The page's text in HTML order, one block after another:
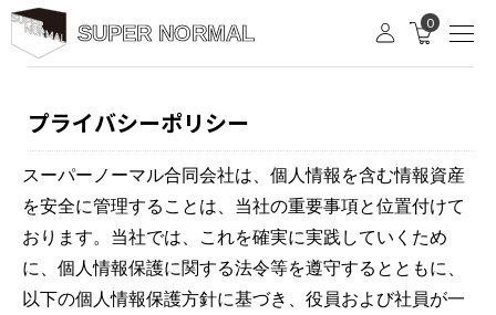
SUPER NORMAL 0
プライバシーポリシー
スーパーノーマル合同会社は、個人情報を含む情報資産
を安全に管理することは、当社の重要事項と位置付けて
おります。当社では、これを確実に実践していくため
に、個人情報保護に関する法令等を遵守するとともに、
以下の個人情報保護方針に基づき、役員および社員が一